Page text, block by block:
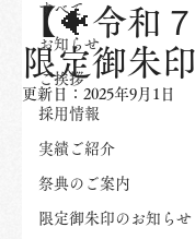
すべて
お知らせ
ご挨拶
採用情報
実績ご紹介
祭典のご案内
限定御朱印のお知らせ
【🐠令和
限定御朱印
更新日： 2025年9月1日